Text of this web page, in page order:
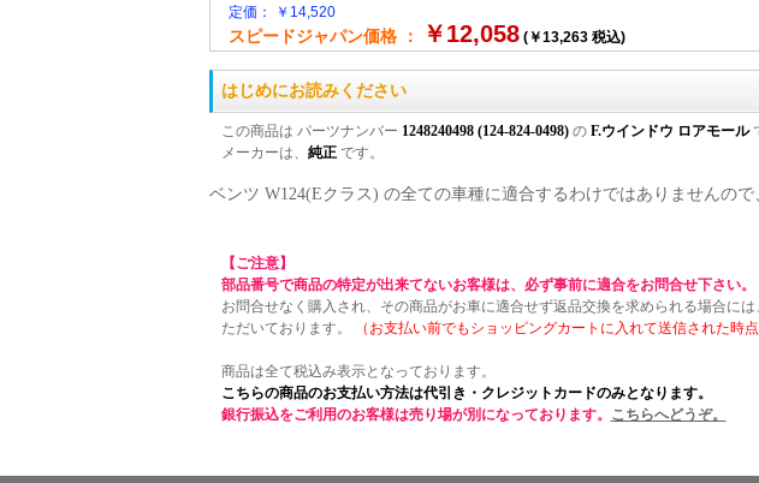
定価： ￥14,520
スピードジャパン価格 ： ￥12,058(￥13,263 税込)
はじめにお読みください
この商品は パーツナンバー 1248240498 (124-824-0498)の F.ウインドウ ロアモール
メーカーは、 純正です。
ベンツ W124(Eクラス) の全ての車種に適合するわけではありませんので
【ご注意】
部品番号で商品の特定が出来てないお客様は、必ず事前に適合をお問合せ下さい。
お問合せなく購入され、その商品がお車に適合せず返品交換を求められる場合には
ただいております。
（お支払い前でもショッピングカートに入れて送信された時
商品は全て税込み表示となっております。
こちらの商品のお支払い方法は代引き・クレジットカードのみとなります。
銀行振込をご利用のお客様は売り場が別になっております。 こちらへどうぞ。